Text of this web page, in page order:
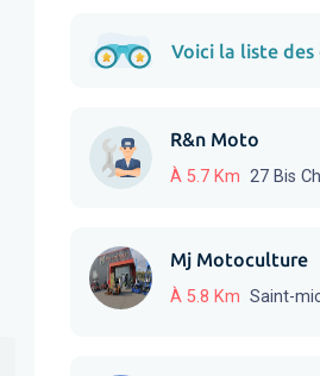
Voici la liste
R&n Moto
À 5.7 Km 27 Bis
Mj Motoculture
À 5.8 Km Saint-